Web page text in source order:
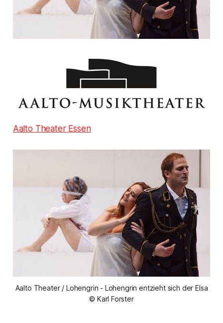
Aalto Theater Essen
Aalto Theater / Lohengrin - Lohengrin entzieht sich der Elsa
© Karl Forster